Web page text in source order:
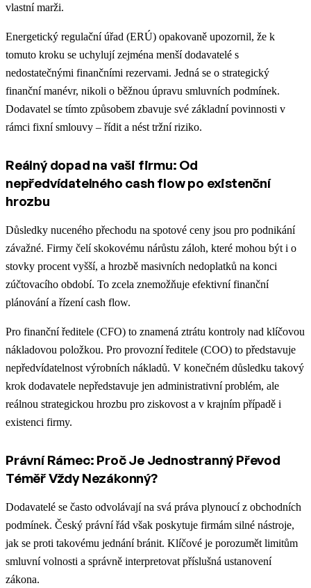
vlastní marži.
Energetický regulační úřad (ERÚ) opakovaně upozornil, že k
tomuto kroku se uchylují zejména menší dodavatelé s
nedostatečnými finančními rezervami. Jedná se o strategický
finanční manévr, nikoli o běžnou úpravu smluvních podmínek.
Dodavatel se tímto způsobem zbavuje své základní povinnosti v
rámci fixní smlouvy – řídit a nést tržní riziko.
Reálný dopad na vaši firmu: Od
nepředvídatelného cash flow po existenční
hrozbu
Důsledky nuceného přechodu na spotové ceny jsou pro podnikání
závažné. Firmy čelí skokovému nárůstu záloh, které mohou být i o
stovky procent vyšší, a hrozbě masivních nedoplatků na konci
zúčtovacího období. To zcela znemožňuje efektivní finanční
plánování a řízení cash flow.
Pro finanční ředitele (CFO) to znamená ztrátu kontroly nad klíčovou
nákladovou položkou. Pro provozní ředitele (COO) to představuje
nepředvídatelnost výrobních nákladů. V konečném důsledku takový
krok dodavatele nepředstavuje jen administrativní problém, ale
reálnou strategickou hrozbu pro ziskovost a v krajním případě i
existenci firmy.
Právní Rámec: Proč Je Jednostranný Převod
Téměř Vždy Nezákonný?
Dodavatelé se často odvolávají na svá práva plynoucí z obchodních
podmínek. Český právní řád však poskytuje firmám silné nástroje,
jak se proti takovému jednání bránit. Klíčové je porozumět limitům
smluvní volnosti a správně interpretovat příslušná ustanovení
zákona.